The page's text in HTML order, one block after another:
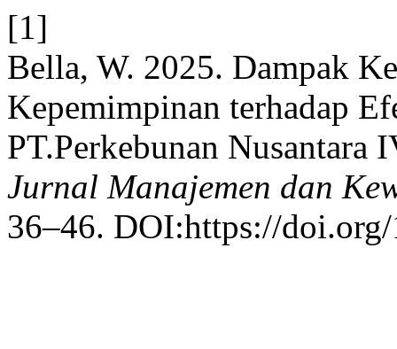
[1]
Bella, W. 2025. Dampak
Kepemimpinan terhadap
PT.Perkebunan Nusantara
Jurnal Manajemen dan
36–46. DOI:https://